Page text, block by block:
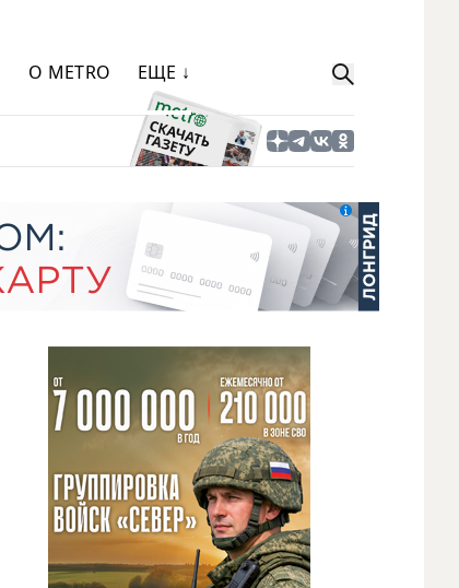
О METRO ЕЩЕ ↓